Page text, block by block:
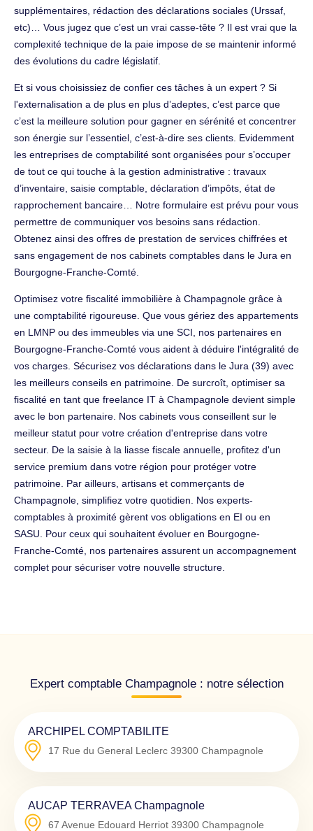
supplémentaires, rédaction des déclarations sociales (Urssaf,
etc)… Vous jugez que c’est un vrai casse-tête ? Il est vrai que la
complexité technique de la paie impose de se maintenir informé
des évolutions du cadre législatif.
Et si vous choisissiez de confier ces tâches à un expert ? Si
l'externalisation a de plus en plus d’adeptes, c’est parce que
c’est la meilleure solution pour gagner en sérénité et concentrer
son énergie sur l’essentiel, c’est-à-dire ses clients. Evidemment
les entreprises de comptabilité sont organisées pour s’occuper
de tout ce qui touche à la gestion administrative : travaux
d’inventaire, saisie comptable, déclaration d’impôts, état de
rapprochement bancaire… Notre formulaire est prévu pour vous
permettre de communiquer vos besoins sans rédaction.
Obtenez ainsi des offres de prestation de services chiffrées et
sans engagement de nos cabinets comptables dans le Jura en
Bourgogne-Franche-Comté.
Optimisez votre fiscalité immobilière à Champagnole grâce à
une comptabilité rigoureuse. Que vous gériez des appartements
en LMNP ou des immeubles via une SCI, nos partenaires en
Bourgogne-Franche-Comté vous aident à déduire l'intégralité de
vos charges. Sécurisez vos déclarations dans le Jura (39) avec
les meilleurs conseils en patrimoine. De surcroît, optimiser sa
fiscalité en tant que freelance IT à Champagnole devient simple
avec le bon partenaire. Nos cabinets vous conseillent sur le
meilleur statut pour votre création d'entreprise dans votre
secteur. De la saisie à la liasse fiscale annuelle, profitez d'un
service premium dans votre région pour protéger votre
patrimoine. Par ailleurs, artisans et commerçants de
Champagnole, simplifiez votre quotidien. Nos experts-
comptables à proximité gèrent vos obligations en EI ou en
SASU. Pour ceux qui souhaitent évoluer en Bourgogne-
Franche-Comté, nos partenaires assurent un accompagnement
complet pour sécuriser votre nouvelle structure.
Expert comptable Champagnole : notre sélection
ARCHIPEL COMPTABILITE
17 Rue du General Leclerc 39300 Champagnole
AUCAP TERRAVEA Champagnole
67 Avenue Edouard Herriot 39300 Champagnole